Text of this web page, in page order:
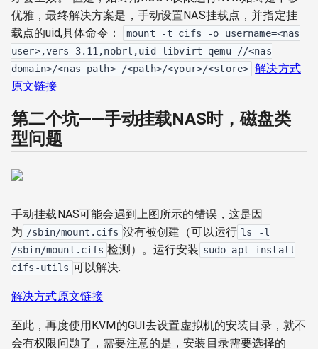
优雅，最终解决方案是，手动设置NAS挂载点，并指定挂
载点的uid,具体命令：
mount -t cifs -o username=<nas
user>,vers=3.11,nobrl,uid=libvirt-qemu //<nas
domain>/<nas path> /<path>/<your>/<store> 解决方式
原文链接
第二个坑——手动挂载NAS时，磁盘类
型问题
手动挂载NAS可能会遇到上图所示的错误，这是因
为 /sbin/mount.cifs 没有被创建（可以运行 ls -l
/sbin/mount.cifs 检测）。运行安装 sudo apt install
cifs-utils 可以解决.
解决方式原文链接
至此，再度使用KVM的GUI去设置虚拟机的安装目录，就不
会有权限问题了，需要注意的是，安装目录需要选择的